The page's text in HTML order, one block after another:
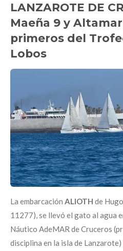
LANZAROTE DE
Maeña 9 y
primeros del
Lobos
La embarcación ALIOTH de
11277), se llevó el gato al agua
Náutico AdeMAR de Cruceros
disciplina en la isla de